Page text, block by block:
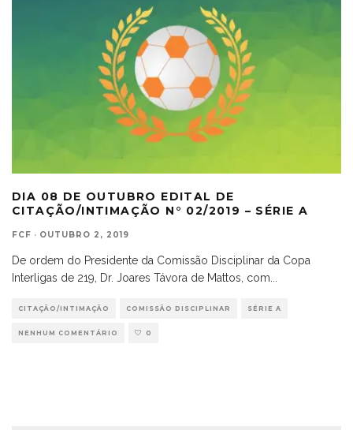
DIA 08 DE OUTUBRO EDITAL DE
CITAÇÃO/INTIMAÇÃO N° 02/2019 – SÉRIE A
FCF · OUTUBRO 2, 2019
De ordem do Presidente da Comissão Disciplinar da Copa
Interligas de 219, Dr. Joares Távora de Mattos, com...
CITAÇÃO/INTIMAÇÃO COMISSÃO DISCIPLINAR SÉRIE A
NENHUM COMENTÁRIO 0